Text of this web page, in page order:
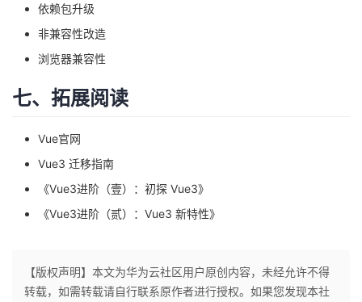
依赖包升级
非兼容性改造
浏览器兼容性
七、拓展阅读
Vue官网
Vue3 迁移指南
《Vue3进阶（壹）：初探 Vue3》
《Vue3进阶（贰）：Vue3 新特性》
【版权声明】本文为华为云社区用户原创内容，未经允许不得
转载，如需转载请自行联系原作者进行授权。如果您发现本社